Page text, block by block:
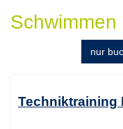
Schwimmen
nur
Tabellenüberschriften
können
Techniktraining